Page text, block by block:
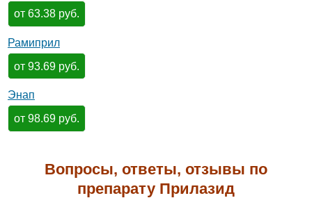
от 63.38 руб.
Рамиприл
от 93.69 руб.
Энап
от 98.69 руб.
Вопросы, ответы, отзывы по
препарату Прилазид